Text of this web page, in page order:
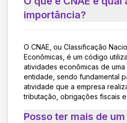
importância?
O CNAE, ou Classificação
Econômicas, é um código
atividades econômicas de uma
entidade, sendo fundamental
atividade que a empresa
tributação, obrigações fiscais
Posso ter mais de um